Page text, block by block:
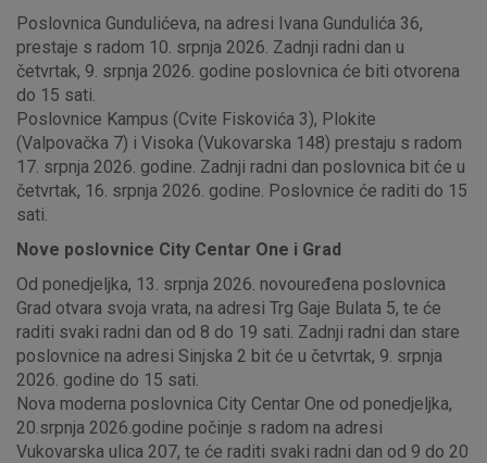
Poslovnica Gundulićeva, na adresi Ivana Gundulića 36,
prestaje s radom 10. srpnja 2026. Zadnji radni dan u
četvrtak, 9. srpnja 2026. godine poslovnica će biti otvorena
do 15 sati.
Poslovnice Kampus (Cvite Fiskovića 3), Plokite
(Valpovačka 7) i Visoka (Vukovarska 148) prestaju s radom
17. srpnja 2026. godine. Zadnji radni dan poslovnica bit će u
četvrtak, 16. srpnja 2026. godine. Poslovnice će raditi do 15
sati.
Nove poslovnice City Centar One i Grad
Od ponedjeljka, 13. srpnja 2026. novouređena poslovnica
Grad otvara svoja vrata, na adresi Trg Gaje Bulata 5, te će
raditi svaki radni dan od 8 do 19 sati. Zadnji radni dan stare
poslovnice na adresi Sinjska 2 bit će u četvrtak, 9. srpnja
2026. godine do 15 sati.
Nova moderna poslovnica City Centar One od ponedjeljka,
20.srpnja 2026.godine počinje s radom na adresi
Vukovarska ulica 207, te će raditi svaki radni dan od 9 do 20